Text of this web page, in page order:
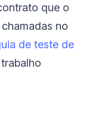
que o
no
de teste de